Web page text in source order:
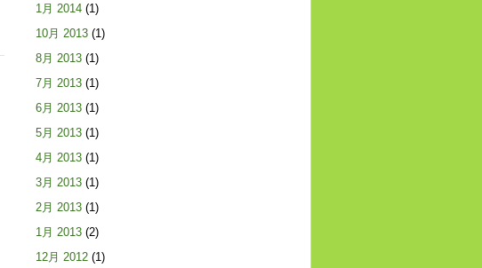
1月 2014 (1)
10月 2013 (1)
8月 2013 (1)
7月 2013 (1)
6月 2013 (1)
5月 2013 (1)
4月 2013 (1)
3月 2013 (1)
2月 2013 (1)
1月 2013 (2)
12月 2012 (1)